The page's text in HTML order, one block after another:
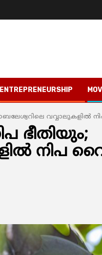
ENTREPRENEURSHIP
ഭീതിയും;
നിപ